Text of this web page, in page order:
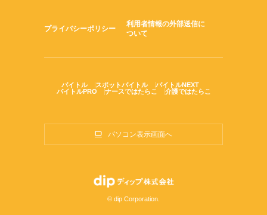
プライバシーポリシー
利用者情報の外部送信に
ついて
バイトル スポットバイトル
バイトルNEXT
バイトルPRO
ナースではたらこ 介護ではたらこ
パソコン表示画面へ
© dip Corporation.